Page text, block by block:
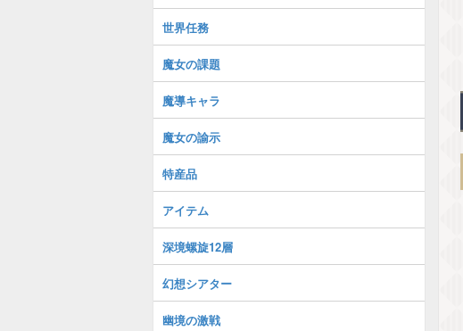
世界任務
魔女の課題
魔導キャラ
魔女の諭示
特産品
アイテム
深境螺旋12層
幻想シアター
幽境の激戦